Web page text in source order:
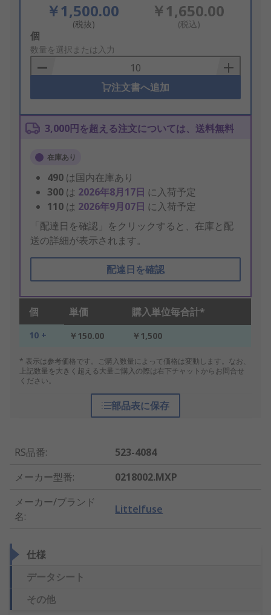
￥1,500.00
(税抜)
￥1,650.00
(税込)
Add
to
Basket
個
数量を選択または入力
注文書へ追加
3,000円を超える注文については、送料無料
在庫あり
490 は国内在庫あり
300 は 2026年8月17日 に入荷予定
110 は 2026年9月07日 に入荷予定
「配達日を確認」をクリックすると、在庫と配
送の詳細が表示されます。
配達日を確認
個 単価 購入単位毎合計*
10 + ￥150.00 ￥1,500
* 表示は参考価格です。ご購入数量によって価格は変動します。なお、
上記数量を大きく超える大量ご購入の際は右下チャットからお問合せ
ください。
部品表に保存
RS品番:
523-4084
メーカー型番:
0218002.MXP
メーカー/ブランド
名:
Littelfuse
仕様
データシート
その他